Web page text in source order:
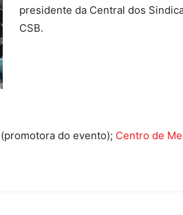
presidente da Central dos
CSB.
(promotora do evento); Centro de